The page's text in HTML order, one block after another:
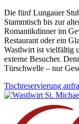
Die fünf Lungauer
Stammtisch bis zur
Romantikdinner im
Restaurant oder ein
Wastlwirt ist vielfältig
externe Besucher.
Türschwelle – nur
Tischreservierung